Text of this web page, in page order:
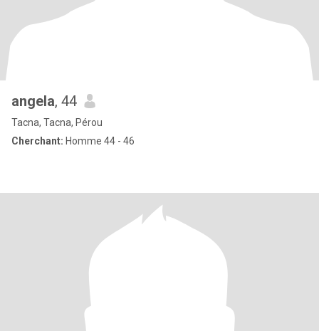
angela, 44
Tacna, Tacna, Pérou
Cherchant: Homme 44 - 46